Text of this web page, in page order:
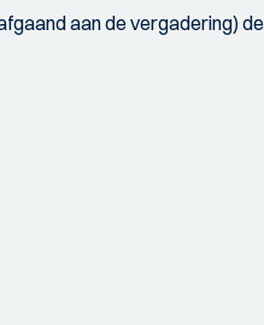
aan de vergadering)